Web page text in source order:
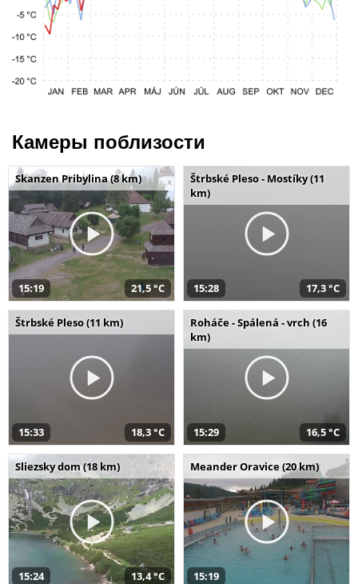
Камеры поблизости
Skanzen Pribylina (8 km)
15:19 21,5 °C
Štrbské Pleso - Mostíky (11
km)
15:28 17,3 °C
Štrbské Pleso (11 km)
15:33 18,3 °C
Roháče - Spálená - vrch (16
km)
15:29 16,5 °C
Sliezsky dom (18 km)
15:24 13,4 °C
Meander Oravice (20 km)
15:19